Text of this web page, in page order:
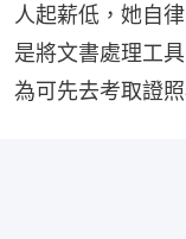
人起薪低，她自
是將文書處理工
為可先去考取證